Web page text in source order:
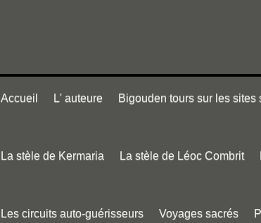
Accueil L' auteure Bigouden tours sur les sites
La stèle de Kermaria La stèle de Léoc Combrit
Les circuits auto-guérisseurs Voyages sacrés